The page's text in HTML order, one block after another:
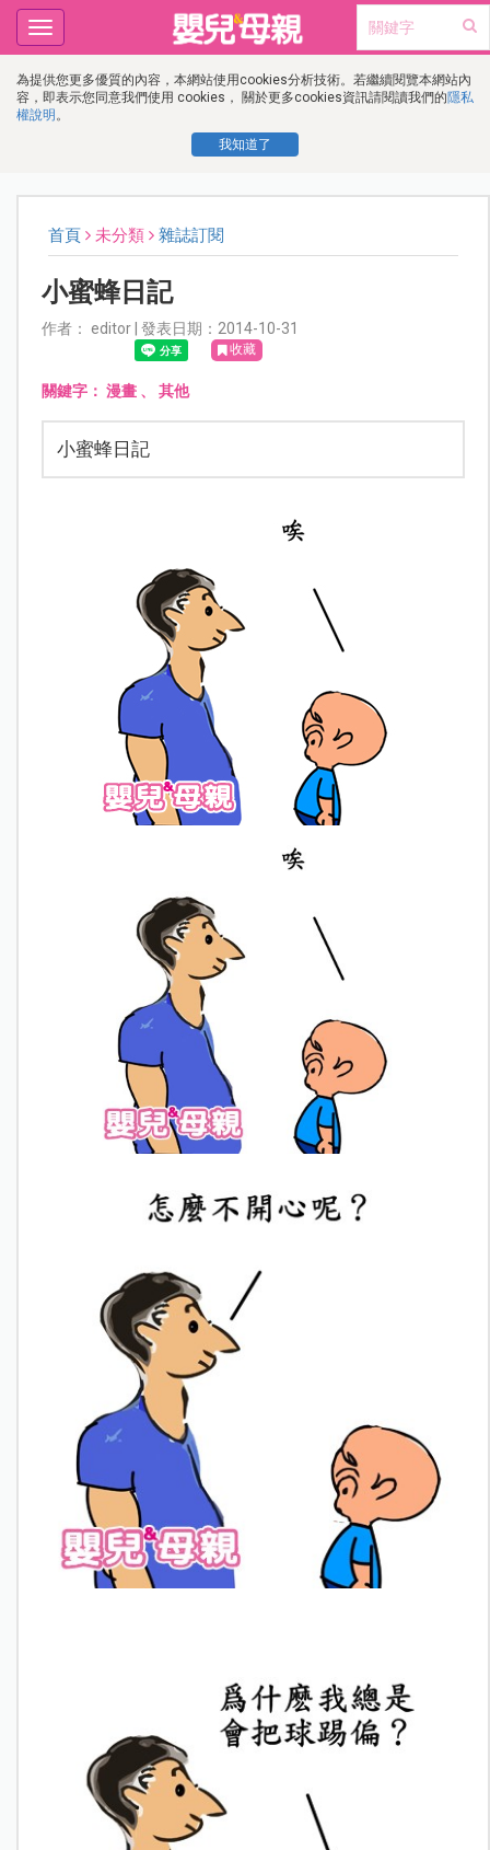
為提供您更多優質的內容，本網站使用cookies分析技術。若繼續閱覽本網站內
容，即表示您同意我們使用 cookies， 關於更多cookies資訊請閱讀我們的隱私
權說明 。
我知道了
Toggle
navigation
首頁 未分類 雜誌訂閱
小蜜蜂日記
作者： editor | 發表日期：2014-10-31
收藏
關鍵字： 漫畫、 其他
小蜜蜂日記